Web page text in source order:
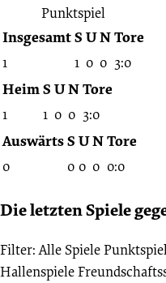
Punktspiel
InsgesamtS UNTore
1 1 0 0 3:0
HeimS UNTore
1 1 0 0 3:0
AuswärtsS UNTore
0 0 0 0 0:0
Die letzten Spiele
Filter: Alle Spiele
Hallenspiele